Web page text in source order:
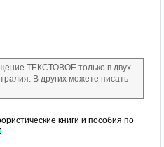
ТЕКСТОВОЕ только в двух
В других можете писать
книги и пособия по